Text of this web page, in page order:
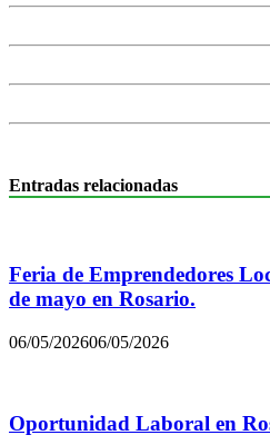
Entradas relacionadas
Feria de Emprendedores
de mayo en Rosario.
06/05/202606/05/2026
Oportunidad Laboral en